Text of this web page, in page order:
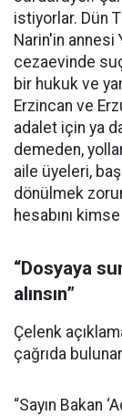
istiyorlar. Dün
Narin'in annesi
cezaevinde
bir hukuk ve
Erzincan ve
adalet için ya
demeden,
aile üyeleri,
dönülmek
hesabını
“Dosyaya
alınsın”
Çelenk
çağrıda
“Sayın Bakan